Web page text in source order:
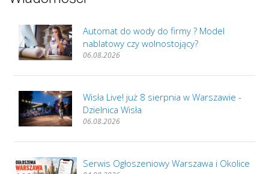
Automat do wody do firmy ? Model
nablatowy czy wolnostojący?
06.08.2026
Wisła Live! już 8 sierpnia w Warszawie -
Dzielnica Wisła
06.08.2026
Serwis Ogłoszeniowy Warszawa i Okolice